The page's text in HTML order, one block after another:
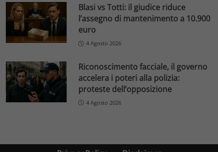
Blasi vs Totti: il giudice riduce
l’assegno di mantenimento a 10.900
euro
4 Agosto 2026
Riconoscimento facciale, il governo
accelera i poteri alla polizia:
proteste dell’opposizione
4 Agosto 2026